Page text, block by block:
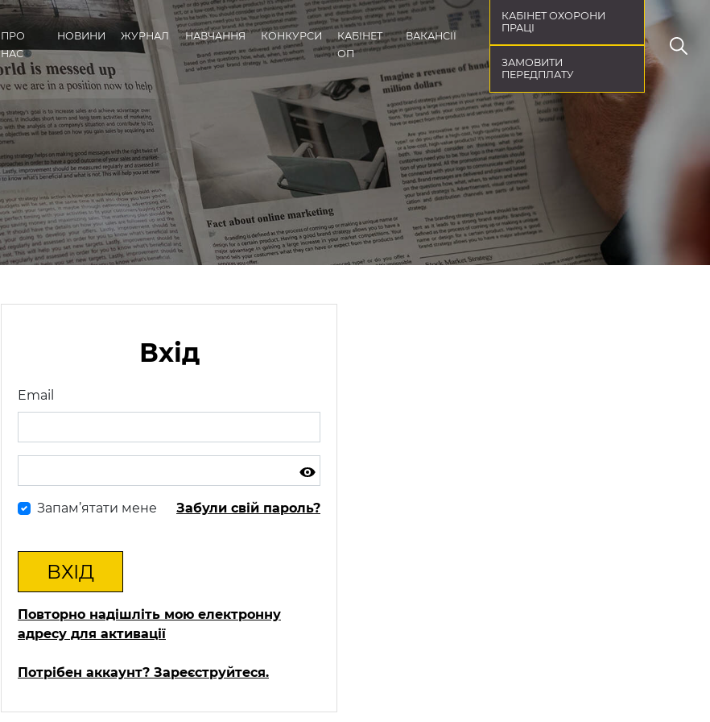
ПРО
НАС
НОВИНИ ЖУРНАЛ НАВЧАННЯ КОНКУРСИ
КАБІНЕТ
ОП
ВАКАНСІЇ
КАБІНЕТ ОХОРОНИ
ПРАЦІ
ЗАМОВИТИ
ПЕРЕДПЛАТУ
Вхід
Email
Запам’ятати мене Забули свій пароль?
ВХІД
Повторно надішліть мою електронну
адресу для активації
Потрібен аккаунт? Зареєструйтеся.